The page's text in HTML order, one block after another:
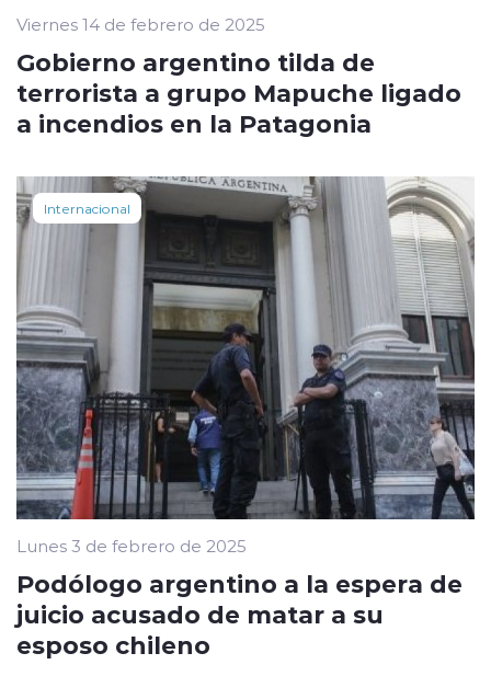
Viernes 14 de febrero de 2025
Gobierno argentino tilda de
terrorista a grupo Mapuche ligado
a incendios en la Patagonia
Internacional
Lunes 3 de febrero de 2025
Podólogo argentino a la espera de
juicio acusado de matar a su
esposo chileno